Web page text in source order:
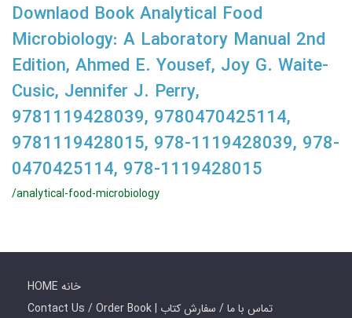
Downlaod Book Analytical Food
Microbiology: A Laboratory Manual 2nd
Edition, Ahmed E. Yousef, Joy G. Waite-
Cusic, Jennifer J. Perry,
9781119428039, 9780470425114,
9781119428015, 978-1119428039, 978-
0470425114, 978-1119428015
/analytical-food-microbiology
HOME خانه
Contact Us / Order Book | تماس با ما / سفارش کتاب